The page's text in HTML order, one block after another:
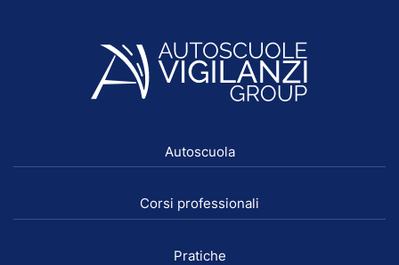
Autoscuola
Corsi professionali
Pratiche